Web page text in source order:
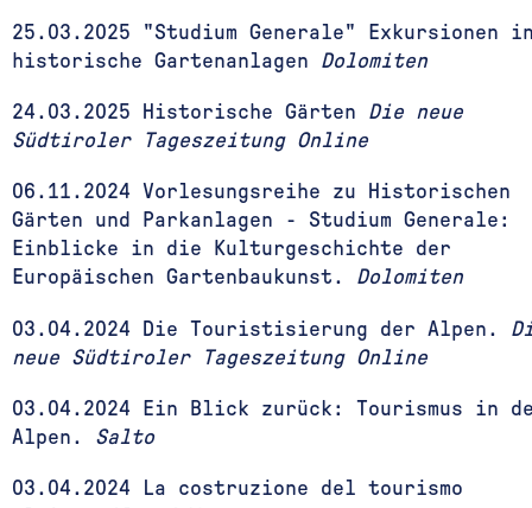
25.03.2025 "Studium Generale" Exkursionen
historische Gartenanlagen Dolomiten
24.03.2025 Historische Gärten Die neue
Südtiroler Tageszeitung Online
06.11.2024 Vorlesungsreihe zu Historischen
Gärten und Parkanlagen - Studium Generale:
Einblicke in die Kulturgeschichte der
Europäischen Gartenbaukunst. Dolomiten
03.04.2024 Die Touristisierung der Alpen.
neue Südtiroler Tageszeitung Online
03.04.2024 Ein Blick zurück: Tourismus in
Alpen. Salto
03.04.2024 La costruzione del tourismo